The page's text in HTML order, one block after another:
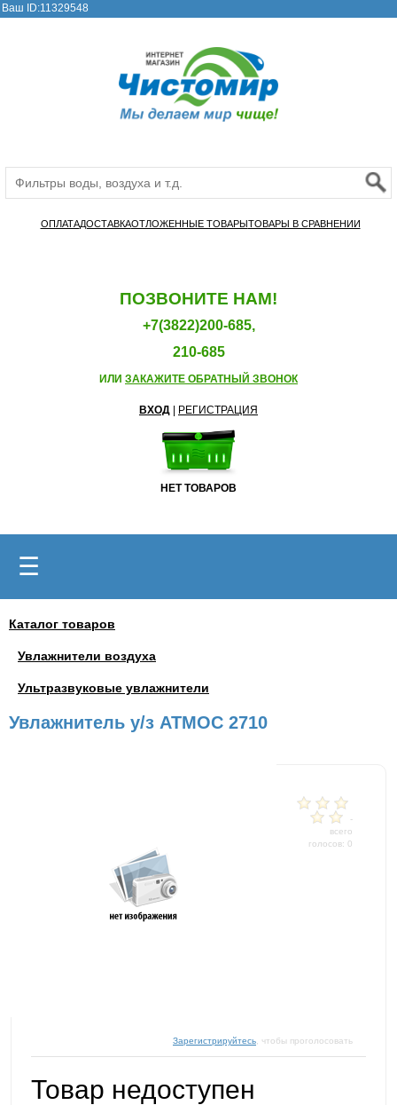
Ваш ID:11329548
ОПЛАТАДОСТАВКАОТЛОЖЕННЫЕ ТОВАРЫТОВАРЫ В СРАВНЕНИИ
ПОЗВОНИТЕ НАМ!
+7(3822)200-685,
210-685
ИЛИ ЗАКАЖИТЕ ОБРАТНЫЙ ЗВОНОК
ВХОД РЕГИСТРАЦИЯ
НЕТ ТОВАРОВ
☰
Каталог товаров
Увлажнители воздуха
Ультразвуковые увлажнители
Увлажнитель у/з АТМОС 2710
-
всего
голосов: 0
Зарегистрируйтесь , чтобы проголосовать
Товар недоступен